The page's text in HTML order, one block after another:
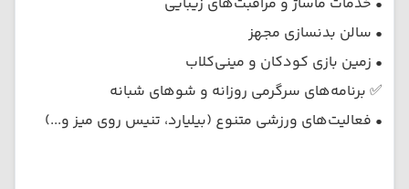
• سالن بدنسازی مجهز
• زمین بازی کودکان و مینی‌کلاب
✅ برنامه‌های سرگرمی روزانه و شوهای شبانه
• فعالیت‌های ورزشی متنوع (بیلیارد، تنیس روی میز و...)